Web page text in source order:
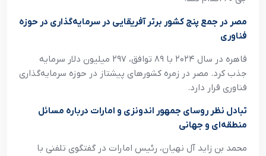
مصر در جمع پنج کشور برتر آفریقایی در سرمایه‌گذاری در حوزه
فناوری
قاهره در سال ۲۰۲۴ با ۸۹ توافق، ۲۹۷ میلیون دلار سرمایه
جذب کرد. مصر در زمره کشورهای پیشتاز در حوزه سرمایه‌گذاری
فناوری قرار دارد.
تبادل نظر روسای جمهور اندونزی و امارات درباره مسائل
منطقه‌ای و جهانی
محمد بن زاید آل نهیان، رئیس امارات در گفتگوی تلفنی با